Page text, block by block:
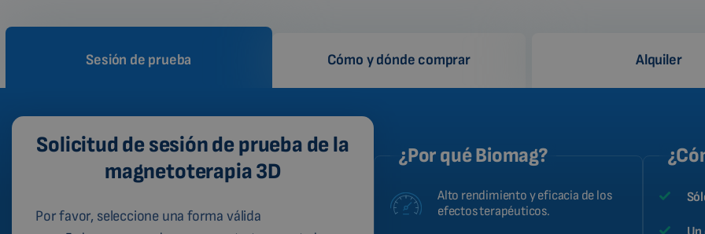
Sesión de prueba Cómo y dónde comprar Alquiler
Solicitud de sesión de prueba de la
magnetoterapia 3D
Por favor, seleccione una forma válida
¿Por qué Biomag?
Alto rendimiento y eficacia de los
efectos terapéuticos.